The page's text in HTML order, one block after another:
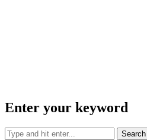
Enter your keyword
Search